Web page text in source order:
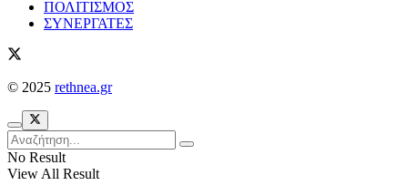
ΠΟΛΙΤΙΣΜΟΣ
ΣΥΝΕΡΓΑΤΕΣ
© 2025 rethnea.gr
No Result
View All Result